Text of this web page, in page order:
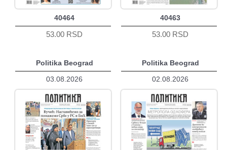
40464
53.00 RSD
40463
53.00 RSD
Politika Beograd
03.08.2026
Politika Beograd
02.08.2026